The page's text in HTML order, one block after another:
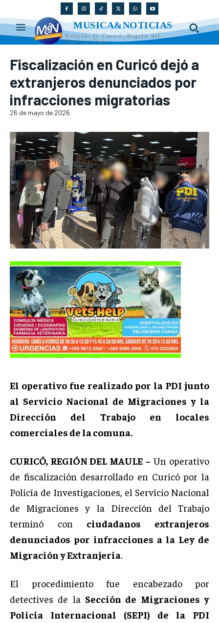
MUSICA&NOTICIAS
Noticias de Curicó, Región del
Maule y Chile
Fiscalización en Curicó dejó a
extranjeros denunciados por
infracciones migratorias
26 de mayo de 2026
El operativo fue realizado por la PDI junto
al Servicio Nacional de Migraciones y la
Dirección del Trabajo en locales
comerciales de la comuna.
CURICÓ, REGIÓN DEL MAULE – Un operativo
de fiscalización desarrollado en Curicó por la
Policía de Investigaciones, el Servicio Nacional
de Migraciones y la Dirección del Trabajo
terminó con ciudadanos extranjeros
denunciados por infracciones a la Ley de
Migración y Extranjería.
El procedimiento fue encabezado por
detectives de la Sección de Migraciones y
Policía Internacional (SEPI) de la PDI